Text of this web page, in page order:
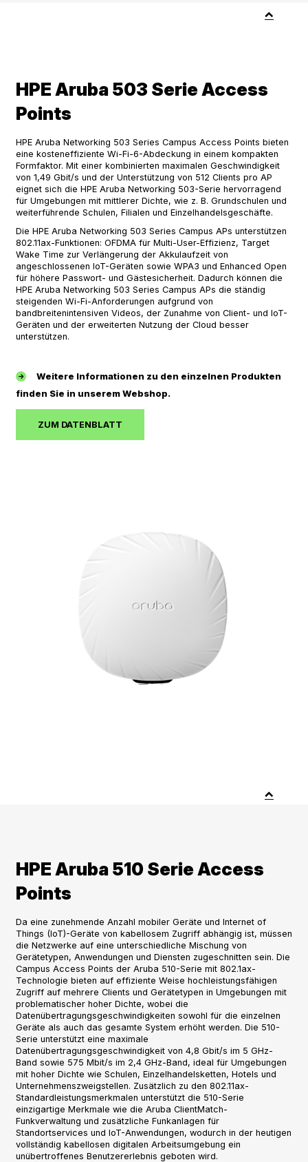
HPE Aruba 503 Serie Access
Points
HPE Aruba Networking 503 Series Campus Access Points bieten
eine kosteneffiziente Wi-Fi-6-Abdeckung in einem kompakten
Formfaktor. Mit einer kombinierten maximalen Geschwindigkeit
von 1,49 Gbit/s und der Unterstützung von 512 Clients pro AP
eignet sich die HPE Aruba Networking 503-Serie hervorragend
für Umgebungen mit mittlerer Dichte, wie z. B. Grundschulen und
weiterführende Schulen, Filialen und Einzelhandelsgeschäfte.
Die HPE Aruba Networking 503 Series Campus APs unterstützen
802.11ax-Funktionen: OFDMA für Multi-User-Effizienz, Target
Wake Time zur Verlängerung der Akkulaufzeit von
angeschlossenen IoT-Geräten sowie WPA3 und Enhanced Open
für höhere Passwort- und Gästesicherheit. Dadurch können die
HPE Aruba Networking 503 Series Campus APs die ständig
steigenden Wi-Fi-Anforderungen aufgrund von
bandbreitenintensiven Videos, der Zunahme von Client- und IoT-
Geräten und der erweiterten Nutzung der Cloud besser
unterstützen.
Weitere Informationen zu den einzelnen Produkten
finden Sie in unserem Webshop.
ZUM DATENBLATT
HPE Aruba 510 Serie Access
Points
Da eine zunehmende Anzahl mobiler Geräte und Internet of
Things (IoT)-Geräte von kabellosem Zugriff abhängig ist, müssen
die Netzwerke auf eine unterschiedliche Mischung von
Gerätetypen, Anwendungen und Diensten zugeschnitten sein. Die
Campus Access Points der Aruba 510-Serie mit 802.1ax-
Technologie bieten auf effiziente Weise hochleistungsfähigen
Zugriff auf mehrere Clients und Gerätetypen in Umgebungen mit
problematischer hoher Dichte, wobei die
Datenübertragungsgeschwindigkeiten sowohl für die einzelnen
Geräte als auch das gesamte System erhöht werden. Die 510-
Serie unterstützt eine maximale
Datenübertragungsgeschwindigkeit von 4,8 Gbit/s im 5 GHz-
Band sowie 575 Mbit/s im 2,4 GHz-Band, ideal für Umgebungen
mit hoher Dichte wie Schulen, Einzelhandelsketten, Hotels und
Unternehmenszweigstellen. Zusätzlich zu den 802.11ax-
Standardleistungsmerkmalen unterstützt die 510-Serie
einzigartige Merkmale wie die Aruba ClientMatch-
Funkverwaltung und zusätzliche Funkanlagen für
Standortservices und IoT-Anwendungen, wodurch in der heutigen
vollständig kabellosen digitalen Arbeitsumgebung ein
unübertroffenes Benutzererlebnis geboten wird.